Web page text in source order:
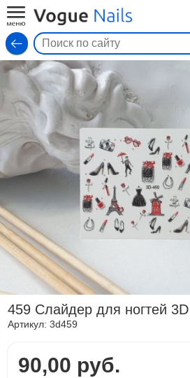
459 Слайдер для ногтей
Артикул:3d459
90,00 руб.